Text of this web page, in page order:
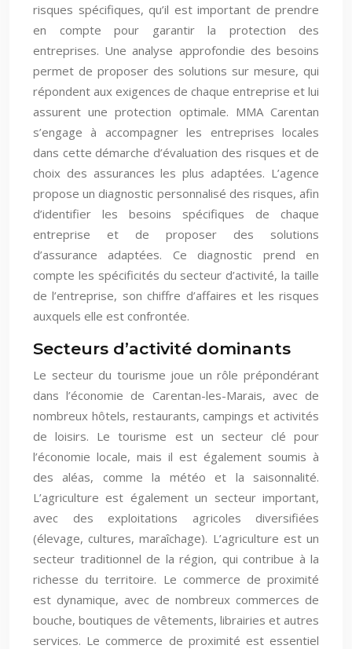
risques spécifiques, qu’il est important de prendre
en compte pour garantir la protection des
entreprises. Une analyse approfondie des besoins
permet de proposer des solutions sur mesure, qui
répondent aux exigences de chaque entreprise et lui
assurent une protection optimale. MMA Carentan
s’engage à accompagner les entreprises locales
dans cette démarche d’évaluation des risques et de
choix des assurances les plus adaptées. L’agence
propose un diagnostic personnalisé des risques, afin
d’identifier les besoins spécifiques de chaque
entreprise et de proposer des solutions
d’assurance adaptées. Ce diagnostic prend en
compte les spécificités du secteur d’activité, la taille
de l’entreprise, son chiffre d’affaires et les risques
auxquels elle est confrontée.
Secteurs d’activité dominants
Le secteur du tourisme joue un rôle prépondérant
dans l’économie de Carentan-les-Marais, avec de
nombreux hôtels, restaurants, campings et activités
de loisirs. Le tourisme est un secteur clé pour
l’économie locale, mais il est également soumis à
des aléas, comme la météo et la saisonnalité.
L’agriculture est également un secteur important,
avec des exploitations agricoles diversifiées
(élevage, cultures, maraîchage). L’agriculture est un
secteur traditionnel de la région, qui contribue à la
richesse du territoire. Le commerce de proximité
est dynamique, avec de nombreux commerces de
bouche, boutiques de vêtements, librairies et autres
services. Le commerce de proximité est essentiel